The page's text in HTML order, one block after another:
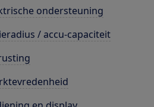
ondersteuning
/ accu-capaciteit